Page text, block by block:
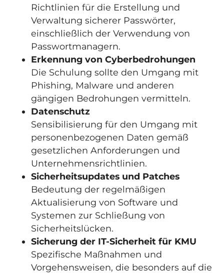
Richtlinien für die Erstellung und
Verwaltung sicherer Passwörter,
einschließlich der Verwendung von
Passwortmanagern.
Erkennung von Cyberbedrohungen
Die Schulung sollte den Umgang mit
Phishing, Malware und anderen
gängigen Bedrohungen vermitteln.
Datenschutz
Sensibilisierung für den Umgang mit
personenbezogenen Daten gemäß
gesetzlichen Anforderungen und
Unternehmensrichtlinien.
Sicherheitsupdates und Patches
Bedeutung der regelmäßigen
Aktualisierung von Software und
Systemen zur Schließung von
Sicherheitslücken.
Sicherung der IT-Sicherheit für KMU
Spezifische Maßnahmen und
Vorgehensweisen, die besonders auf die